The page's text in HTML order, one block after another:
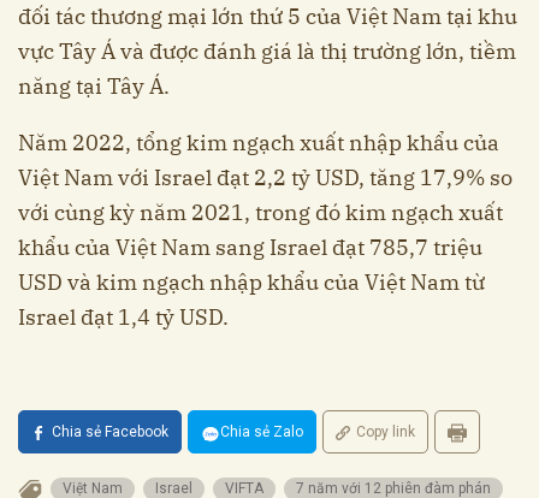
đối tác thương mại lớn thứ 5 của Việt Nam tại khu
vực Tây Á và được đánh giá là thị trường lớn, tiềm
năng tại Tây Á.
Năm 2022, tổng kim ngạch xuất nhập khẩu của
Việt Nam với Israel đạt 2,2 tỷ USD, tăng 17,9% so
với cùng kỳ năm 2021, trong đó kim ngạch xuất
khẩu của Việt Nam sang Israel đạt 785,7 triệu
USD và kim ngạch nhập khẩu của Việt Nam từ
Israel đạt 1,4 tỷ USD.
Chia sẻ Facebook Chia sẻ Zalo Copy link
Việt Nam Israel VIFTA
7 năm với 12 phiên đàm phán